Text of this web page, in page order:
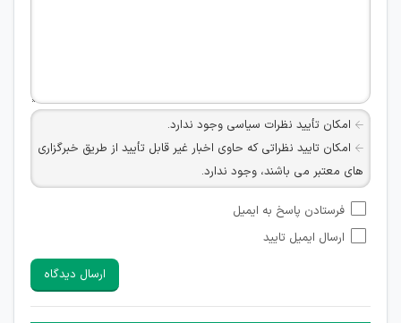
امکان تأیید نظرات سیاسی وجود ندارد.
امکان تایید نظراتی که حاوی اخبار غیر قابل تأیید از طریق خبرگزاری
های معتبر می باشند، وجود ندارد.
شبکه های مجازی ارتباطی می باشند وجود ندارد.
امکان تأیید نظرات کاربرانی که به هر طریقی قصد مأیوس کردن
هرگونه تحریک، تحقیر و کنایه به سایر افراد (مسئول و غیر مسئول)
غیر مجاز می باشد.
فرستادن پاسخ به ایمیل
ارسال ایمیل تایید
ارسال دیدگاه